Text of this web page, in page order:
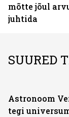
mõtte jõul
juhtida
SUURED
Astronoom
tegi